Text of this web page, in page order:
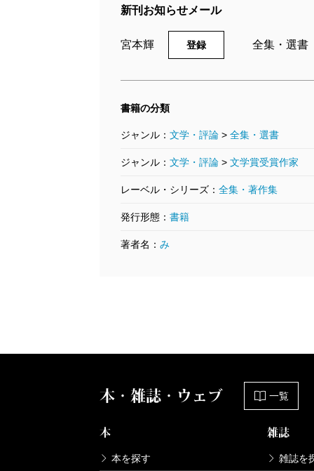
宮本輝／著
5,720円
宮本輝全集 第6巻
新刊お知らせメール
宮本輝 登録 全集・選書
書籍の分類
ジャンル： 文学・評論 > 全集・選書
ジャンル： 文学・評論 > 文学賞受賞作家
レーベル・シリーズ： 全集・著作集
発行形態： 書籍
著者名： み
本・雑誌・ウェブ 一覧
本
本を探す
雑誌
雑誌を